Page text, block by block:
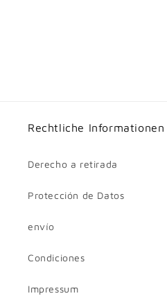
Rechtliche Informationen
Derecho a retirada
Protección de Datos
envío
Condiciones
Impressum